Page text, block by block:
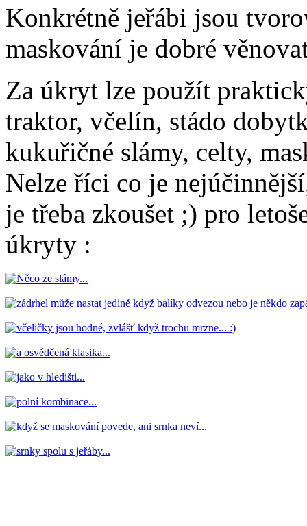
Konkrétně jeřábi jsou
maskování je dobré
Za úkryt lze použít
traktor, včelín, stádo
kukuřičné slámy, celty,
Nelze říci co je
je třeba zkoušet ;) pro
úkryty :